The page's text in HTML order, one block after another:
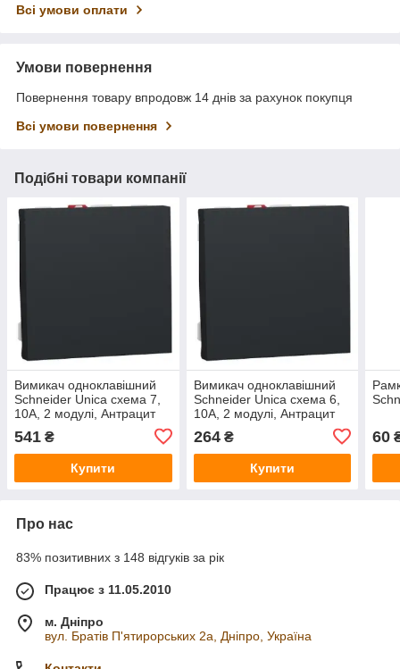
Всі умови оплати
Умови повернення
Повернення товару впродовж 14 днів за рахунок покупця
Всі умови повернення
Подібні товари компанії
Вимикач одноклавішний
Schneider Unica схема 7,
10A, 2 модулі, Антрацит
541 ₴
Купити
Вимикач одноклавішний
Schneider Unica схема 6,
10A, 2 модулі, Антрацит
264₴
Купити
60
Про нас
83% позитивних з 148 відгуків за рік
Працює з 11.05.2010
м. Дніпро
вул. Братів П'ятирорських 2а, Дніпро, Україна